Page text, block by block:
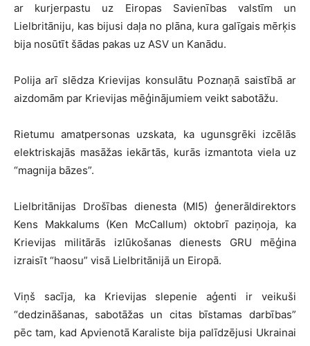
ar kurjerpastu uz Eiropas Savienības valstīm un
Lielbritāniju, kas bijusi daļa no plāna, kura galīgais mērķis
bija nosūtīt šādas pakas uz ASV un Kanādu.
Polija arī slēdza Krievijas konsulātu Poznaņā saistībā ar
aizdomām par Krievijas mēģinājumiem veikt sabotāžu.
Rietumu amatpersonas uzskata, ka ugunsgrēki izcēlās
elektriskajās masāžas iekārtās, kurās izmantota viela uz
“magnija bāzes”.
Lielbritānijas Drošības dienesta (MI5) ģenerāldirektors
Kens Makkalums (Ken McCallum) oktobrī paziņoja, ka
Krievijas militārās izlūkošanas dienests GRU mēģina
izraisīt “haosu” visā Lielbritānijā un Eiropā.
Viņš sacīja, ka Krievijas slepenie aģenti ir veikuši
“dedzināšanas, sabotāžas un citas bīstamas darbības”
pēc tam, kad Apvienotā Karaliste bija palīdzējusi Ukrainai